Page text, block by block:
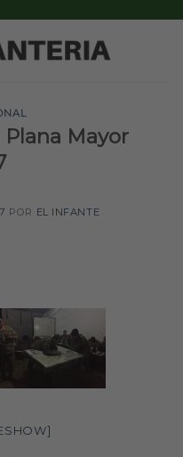
Mayor
POR EL INFANTE